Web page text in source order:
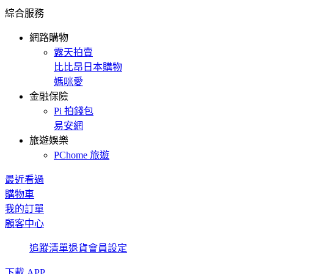
綜合服務
網路購物
露天拍賣
比比昂日本購物
媽咪愛
金融保險
Pi 拍錢包
易安網
旅遊娛樂
PChome 旅遊
最近看過
購物車
我的訂單
顧客中心
追蹤清單退貨會員設定